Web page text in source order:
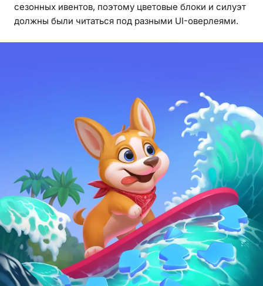
сезонных ивентов, поэтому цветовые блоки и силуэт
должны были читаться под разными UI-оверлеями.